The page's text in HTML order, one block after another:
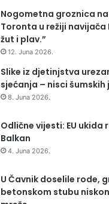
Nogometna groznica
Toronta u režiji navijača
žut i plav.”
12. Juna 2026.
Slike iz djetinjstva
sjećanja – nisci
8. Juna 2026.
Odlične vijesti: EU ukida
Balkan
4. Juna 2026.
U Čavnik doselile rode,
betonskom stubu